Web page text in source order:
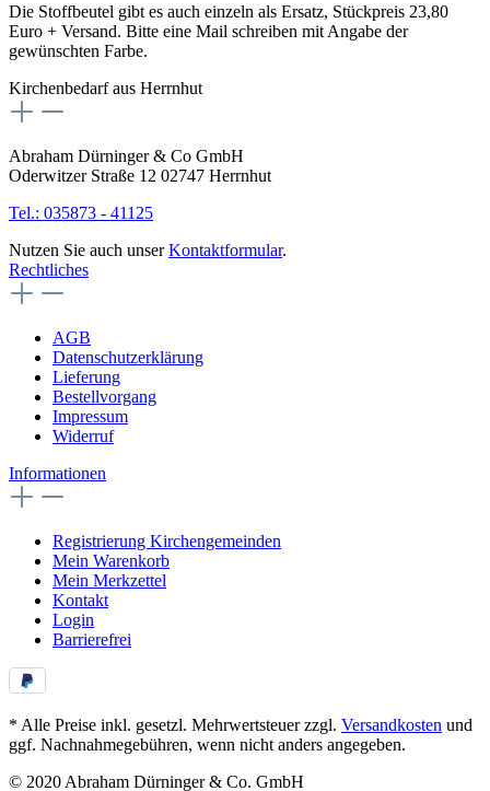
Die Stoffbeutel gibt es auch einzeln als Ersatz, Stückpreis 23,80
Euro + Versand. Bitte eine Mail schreiben mit Angabe der
gewünschten Farbe.
Kirchenbedarf aus Herrnhut
Abraham Dürninger & Co GmbH
Oderwitzer Straße 12 02747 Herrnhut
Tel.: 035873 - 41125
Nutzen Sie auch unserKontaktformular.
Rechtliches
AGB
Datenschutzerklärung
Lieferung
Bestellvorgang
Impressum
Widerruf
Informationen
Registrierung Kirchengemeinden
Mein Warenkorb
Mein Merkzettel
Kontakt
Login
Barrierefrei
* Alle Preise inkl. gesetzl. Mehrwertsteuer zzgl. Versandkosten und
ggf. Nachnahmegebühren, wenn nicht anders angegeben.
© 2020 Abraham Dürninger & Co. GmbH